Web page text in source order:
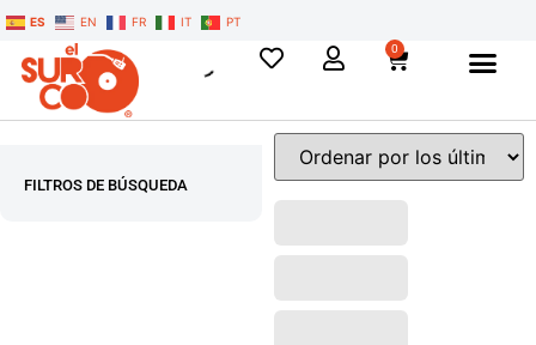
ES EN FR IT PT
0
FILTROS DE BÚSQUEDA